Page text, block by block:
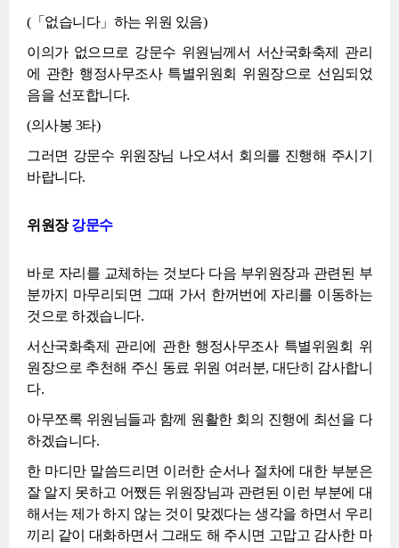
(「없습니다」하는 위원 있음)
이의가 없으므로 강문수 위원님께서 서산국화축제 관리
에 관한 행정사무조사 특별위원회 위원장으로 선임되었
음을 선포합니다.
(의사봉 3타)
그러면 강문수 위원장님 나오셔서 회의를 진행해 주시기
바랍니다.
위원장강문수
바로 자리를 교체하는 것보다 다음 부위원장과 관련된 부
분까지 마무리되면 그때 가서 한꺼번에 자리를 이동하는
것으로 하겠습니다.
서산국화축제 관리에 관한 행정사무조사 특별위원회 위
원장으로 추천해 주신 동료 위원 여러분, 대단히 감사합니
다.
아무쪼록 위원님들과 함께 원활한 회의 진행에 최선을 다
하겠습니다.
한 마디만 말씀드리면 이러한 순서나 절차에 대한 부분은
잘 알지 못하고 어쨌든 위원장님과 관련된 이런 부분에 대
해서는 제가 하지 않는 것이 맞겠다는 생각을 하면서 우리
끼리 같이 대화하면서 그래도 해 주시면 고맙고 감사한 마